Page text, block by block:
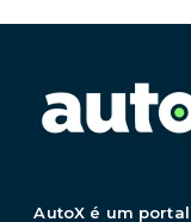
AutoX é um